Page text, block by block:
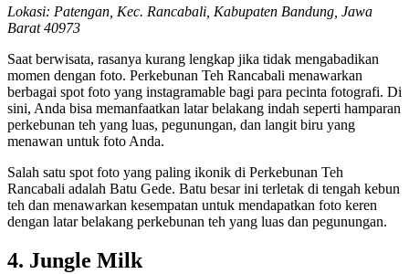
Lokasi: Patengan, Kec. Rancabali, Kabupaten Bandung, Jawa
Barat 40973
Saat berwisata, rasanya kurang lengkap jika tidak mengabadikan
momen dengan foto. Perkebunan Teh Rancabali menawarkan
berbagai spot foto yang instagramable bagi para pecinta fotografi. Di
sini, Anda bisa memanfaatkan latar belakang indah seperti hamparan
perkebunan teh yang luas, pegunungan, dan langit biru yang
menawan untuk foto Anda.
Salah satu spot foto yang paling ikonik di Perkebunan Teh
Rancabali adalah Batu Gede. Batu besar ini terletak di tengah kebun
teh dan menawarkan kesempatan untuk mendapatkan foto keren
dengan latar belakang perkebunan teh yang luas dan pegunungan.
4. Jungle Milk